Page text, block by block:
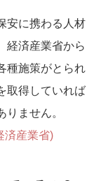
安に携わる人材
経済産業省から
種施策がとられ
取得していれば
ません。
済産業省)